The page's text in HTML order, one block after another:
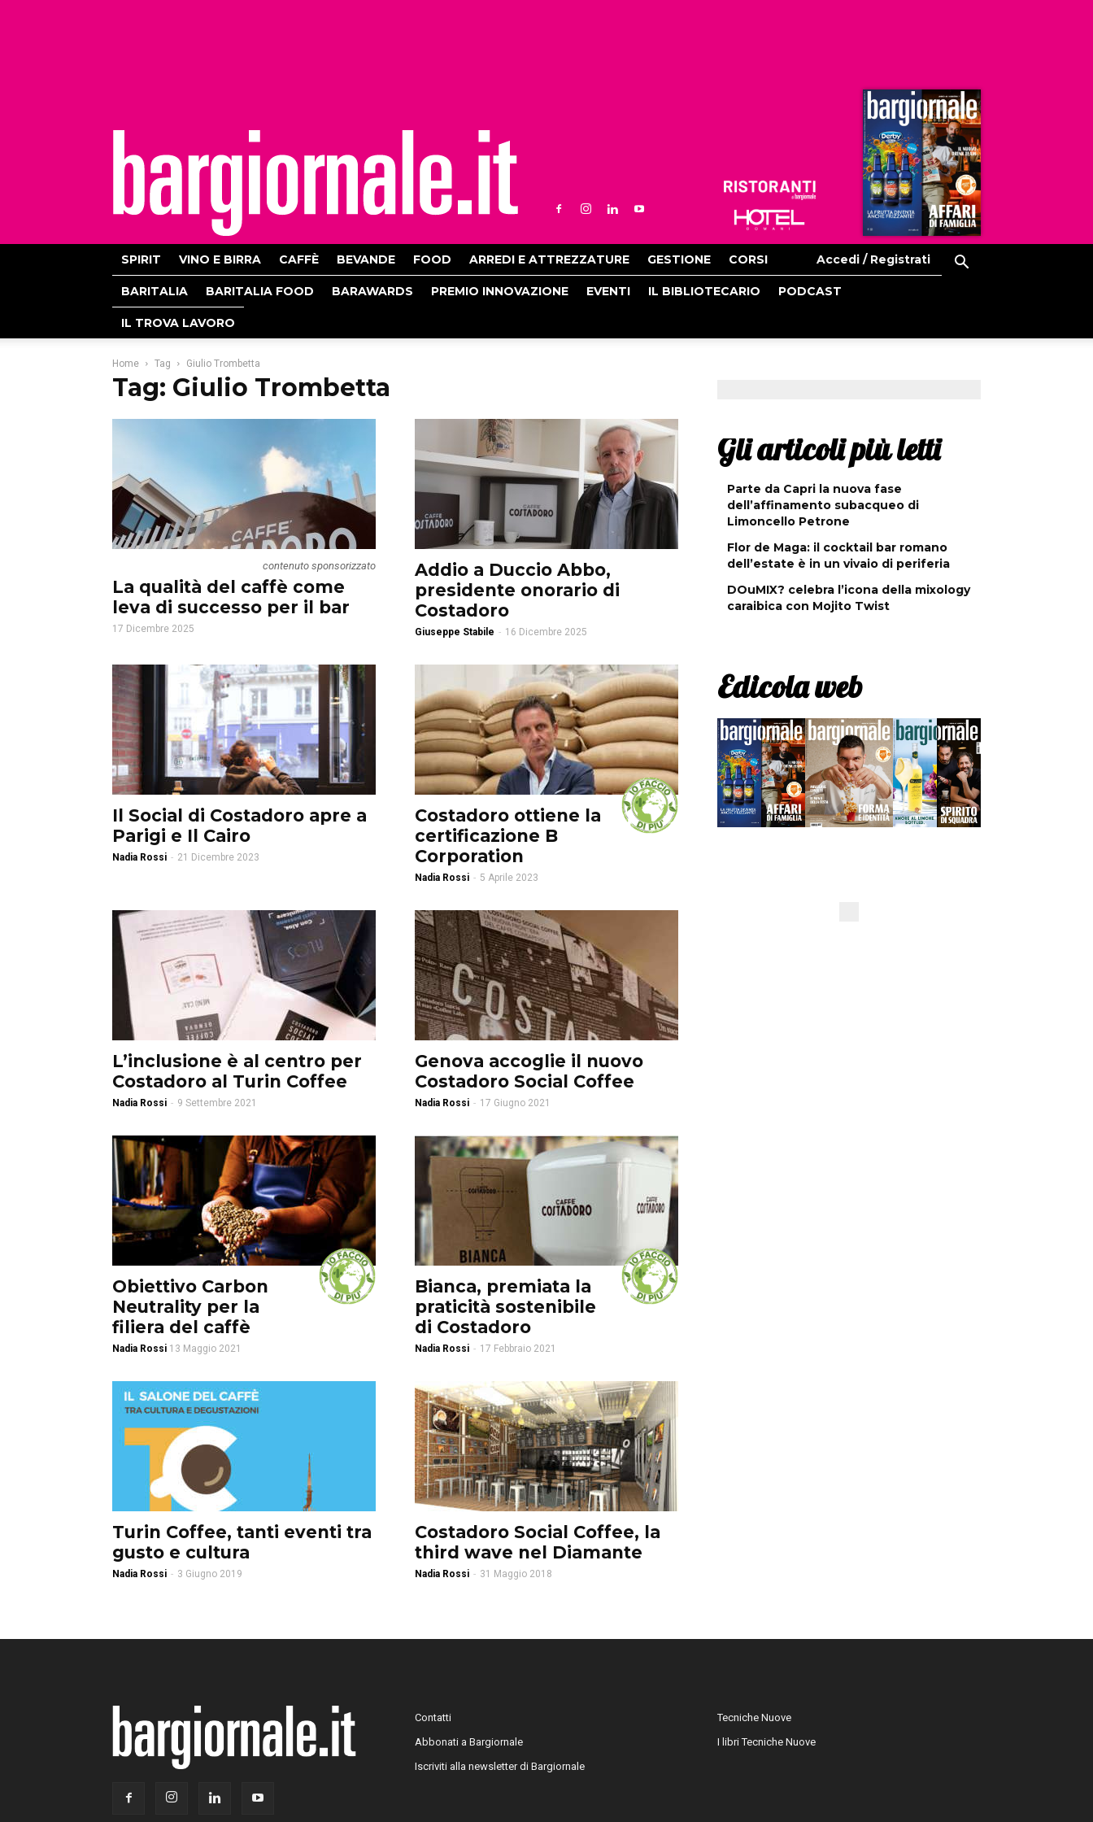
Ristoranti
Hoteldomani
SPIRIT VINO E BIRRA CAFFÈ BEVANDE FOOD ARREDI E ATTREZZATURE GESTIONE CORSI Accedi / Registrati
BARITALIA BARITALIA FOOD BARAWARDS PREMIO INNOVAZIONE EVENTI IL BIBLIOTECARIO PODCAST
IL TROVA LAVORO
Home Tag Giulio Trombetta
Tag: Giulio Trombetta
contenuto sponsorizzato
La qualità del caffè come
leva di successo per il bar
17 Dicembre 2025
Addio a Duccio Abbo,
presidente onorario di
Costadoro
Giuseppe Stabile - 16 Dicembre 2025
Il Social di Costadoro apre a
Parigi e Il Cairo
Nadia Rossi - 21 Dicembre 2023
#iofacciodipiù
Costadoro ottiene la
certificazione B
Corporation
Nadia Rossi - 5 Aprile 2023
L’inclusione è al centro per
Costadoro al Turin Coffee
Nadia Rossi - 9 Settembre 2021
Genova accoglie il nuovo
Costadoro Social Coffee
Nadia Rossi - 17 Giugno 2021
#iofacciodipiù
Obiettivo Carbon
Neutrality per la
filiera del caffè
Nadia Rossi 13 Maggio 2021
Bianca, premiata la
praticità sostenibile
di Costadoro
Nadia Rossi - 17 Febbraio 2021
Turin Coffee, tanti eventi tra
gusto e cultura
Nadia Rossi - 3 Giugno 2019
Costadoro Social Coffee, la
third wave nel Diamante
Nadia Rossi - 31 Maggio 2018
Gli articoli più letti
Parte da Capri la nuova fase
dell’affinamento subacqueo di
Limoncello Petrone
Flor de Maga: il cocktail bar romano
dell’estate è in un vivaio di periferia
DOuMIX? celebra l’icona della mixology
caraibica con Mojito Twist
Edicola web
Contatti
Abbonati a Bargiornale
Iscriviti alla newsletter di Bargiornale
Tecniche Nuove
I libri Tecniche Nuove